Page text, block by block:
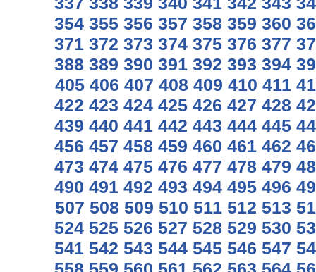
354 355 356 357 358 359 360
371 372 373 374 375 376 377
388 389 390 391 392 393 394
405 406 407 408 409 410 411
422 423 424 425 426 427 428
439 440 441 442 443 444 445
456 457 458 459 460 461 462
473 474 475 476 477 478 479
490 491 492 493 494 495 496
507 508 509 510 511 512 513
524 525 526 527 528 529 530
541 542 543 544 545 546 547